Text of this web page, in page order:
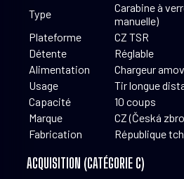
Type
Carabine à
manuelle)
Plateforme
CZ TSR
Détente
Réglable
Alimentation
Chargeur
Usage
Tir longue
Capacité
10 coups
Marque
CZ (Česká
Fabrication
République
ACQUISITION (CATÉGORIE C)